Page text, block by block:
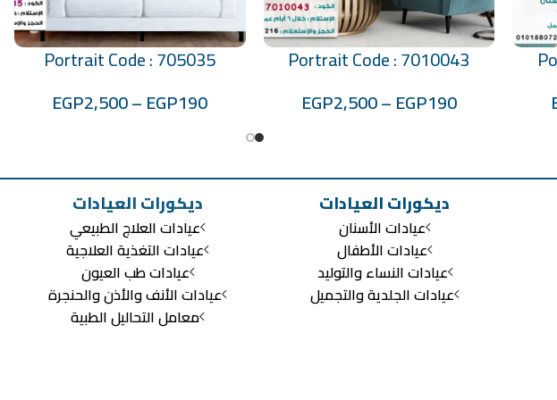
تحديد أحد الخيارات
Portrait Code : 7010043
EGP190
–
EGP2,500
تحديد أحد الخيارات
Portrait Code : 705035
EGP190
–
EGP2,500
ديكورات العيادات
عيادات الأسنان
عيادات الأطفال
عيادات النساء والتوليد
عيادات الجلدية والتجميل
ديكورات العيادات
عيادات العلاج الطبيعي
عيادات التغذية العلاجية
عيادات طب العيون
عيادات الأنف والأذن والحنجرة
معامل التحاليل الطبية